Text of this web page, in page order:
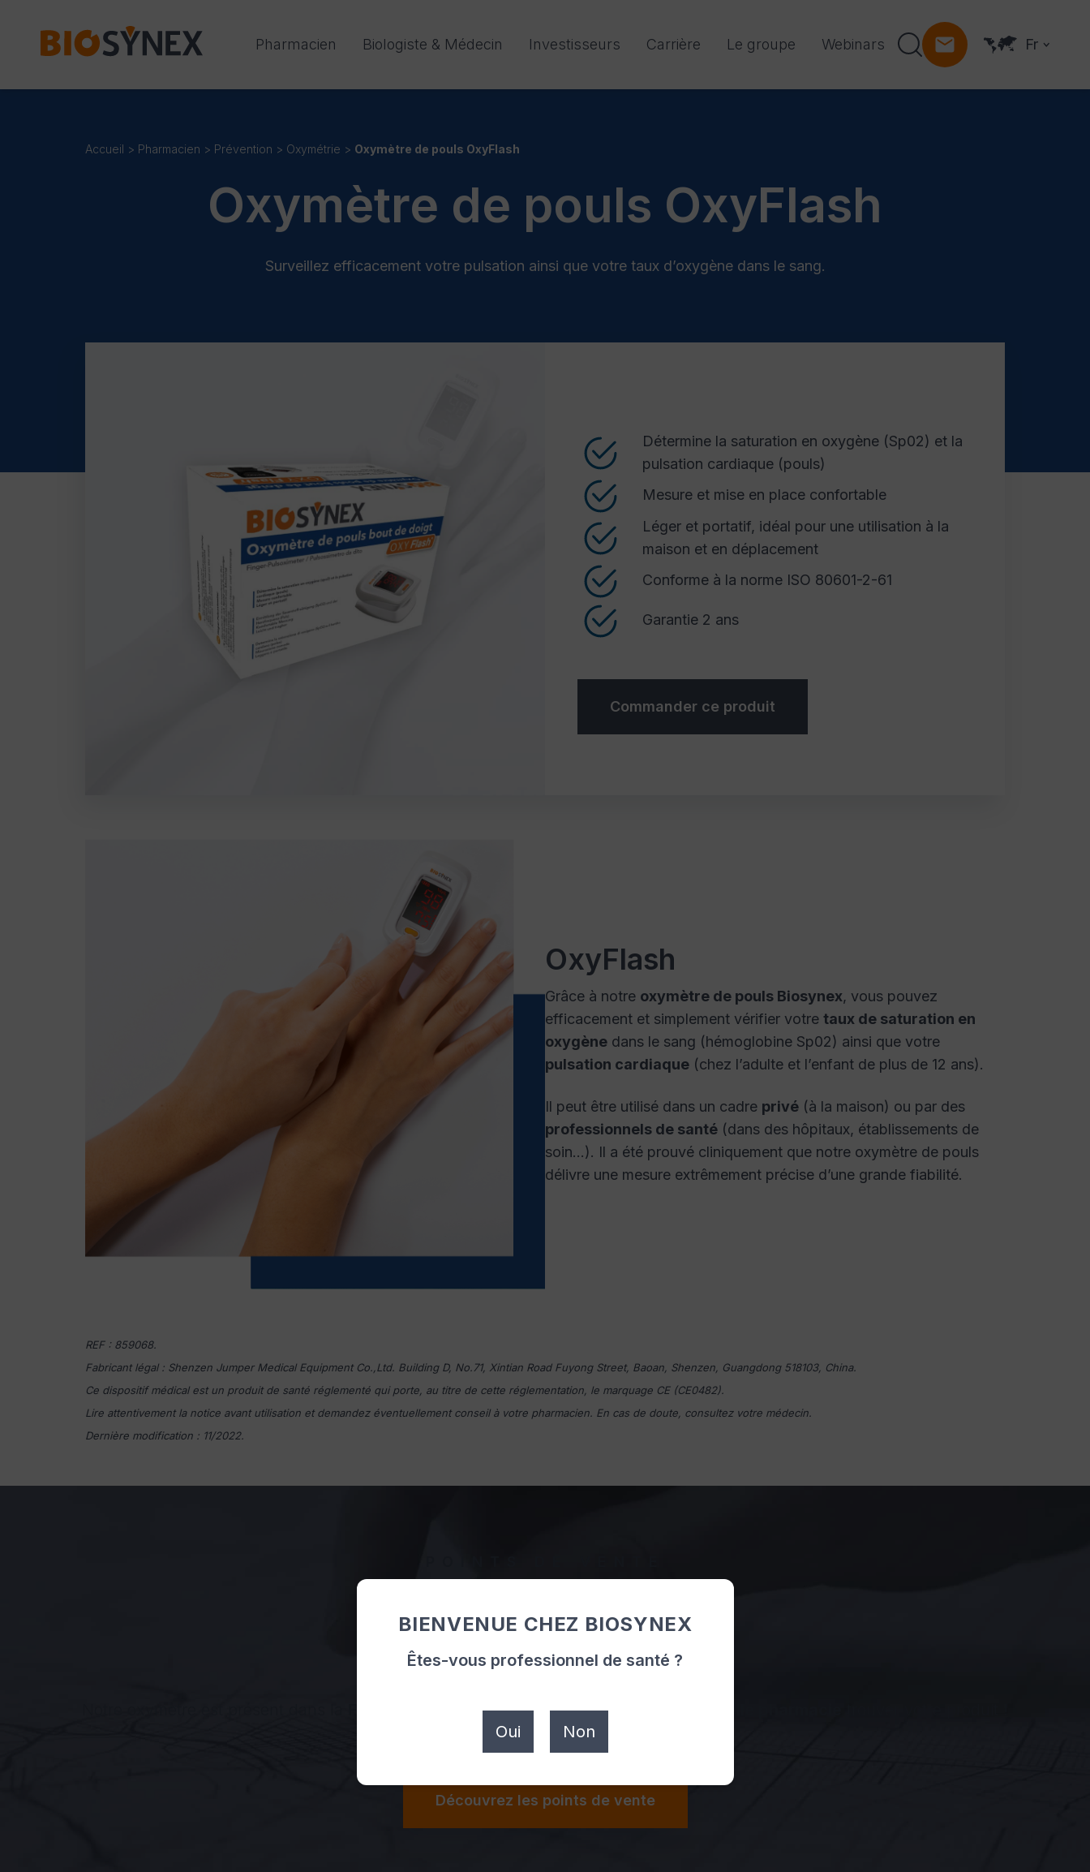
Pharmacien Biologiste & Médecin Investisseurs Carrière Le groupe Webinars Fr
Accueil > Pharmacien > Prévention > Oxymétrie > Oxymètre de pouls OxyFlash
Oxymètre de pouls OxyFlash
Surveillez efficacement votre pulsation ainsi que votre taux d’oxygène dans le sang.
Détermine la saturation en oxygène (Sp02) et la
pulsation cardiaque (pouls)
Mesure et mise en place confortable
Léger et portatif, idéal pour une utilisation à la
maison et en déplacement
Conforme à la norme ISO 80601-2-61
Garantie 2 ans
Commander ce produit
OxyFlash
Grâce à notre oxymètre de pouls Biosynex, vous pouvez
efficacement et simplement vérifier votre taux de saturation en
oxygène dans le sang (hémoglobine Sp02) ainsi que votre
pulsation cardiaque (chez l’adulte et l’enfant de plus de 12 ans).
Il peut être utilisé dans un cadre privé (à la maison) ou par des
professionnels de santé (dans des hôpitaux, établissements de
soin…). Il a été prouvé cliniquement que notre oxymètre de pouls
délivre une mesure extrêmement précise d’une grande fiabilité.
REF : 859068.
Fabricant légal : Shenzen Jumper Medical Equipment Co.,Ltd. Building D, No.71, Xintian Road Fuyong Street, Baoan, Shenzen, Guangdong 518103, China.
Ce dispositif médical est un produit de santé réglementé qui porte, au titre de cette réglementation, le marquage CE (CE0482).
Lire attentivement la notice avant utilisation et demandez éventuellement conseil à votre pharmacien. En cas de doute, consultez votre médecin.
Dernière modification : 11/2022.
. Découvrez dès à présent
Découvrez les points de vente
BIENVENUE CHEZ BIOSYNEX
Êtes-vous professionnel de santé ?
Oui Non